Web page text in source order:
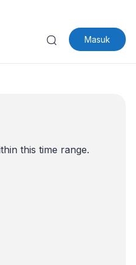
Masuk
this time range.